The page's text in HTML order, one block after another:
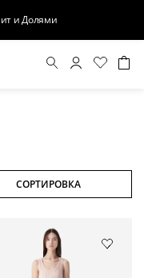
и Долями
СОРТИРОВКА